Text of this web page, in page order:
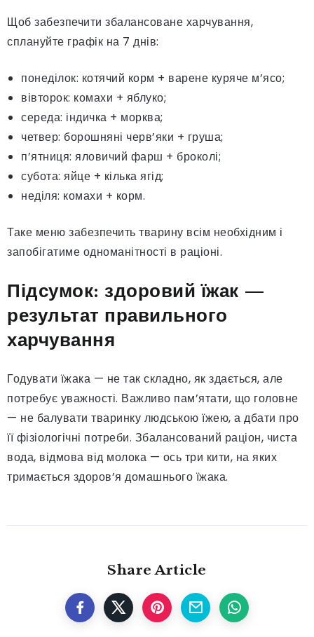
Щоб забезпечити збалансоване харчування,
сплануйте графік на 7 днів:
понеділок: котячий корм + варене куряче м’ясо;
вівторок: комахи + яблуко;
середа: індичка + морква;
четвер: борошняні черв’яки + груша;
п’ятниця: яловичий фарш + броколі;
субота: яйце + кілька ягід;
неділя: комахи + корм.
Таке меню забезпечить тварину всім необхідним і
запобігатиме одноманітності в раціоні.
Підсумок: здоровий їжак —
результат правильного
харчування
Годувати їжака — не так складно, як здається, але
потребує уважності. Важливо пам’ятати, що головне
— не балувати тваринку людською їжею, а дбати про
її фізіологічні потреби. Збалансований раціон, чиста
вода, відмова від молока — ось три кити, на яких
тримається здоров’я домашнього їжака.
Share Article